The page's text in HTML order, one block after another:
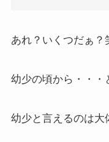
あれ？いくつだぁ？
幼少の頃から・・・
幼少と言えるのは大